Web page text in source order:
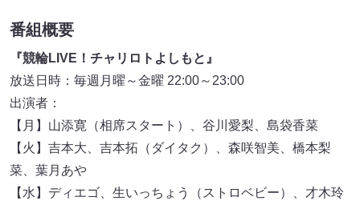
番組概要
『競輪LIVE！チャリロトよしもと』
放送日時：毎週月曜～金曜 22:00～23:00
出演者：
【月】山添寛（相席スタート）、谷川愛梨、島袋香菜
【火】吉本大、吉本拓（ダイタク）、森咲智美、橋本梨
菜、葉月あや
【水】ディエゴ、生いっちょう（ストロベビー）、才木玲